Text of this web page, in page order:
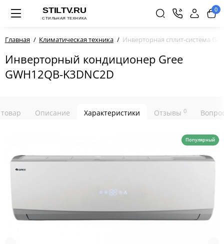
0
Главная Климатическая техника Инверторная сплит-система
Инверторный кондиционер Gree
GWH12QB-K3DNC2D
Описание Характеристики Отзывы 0
Популярный